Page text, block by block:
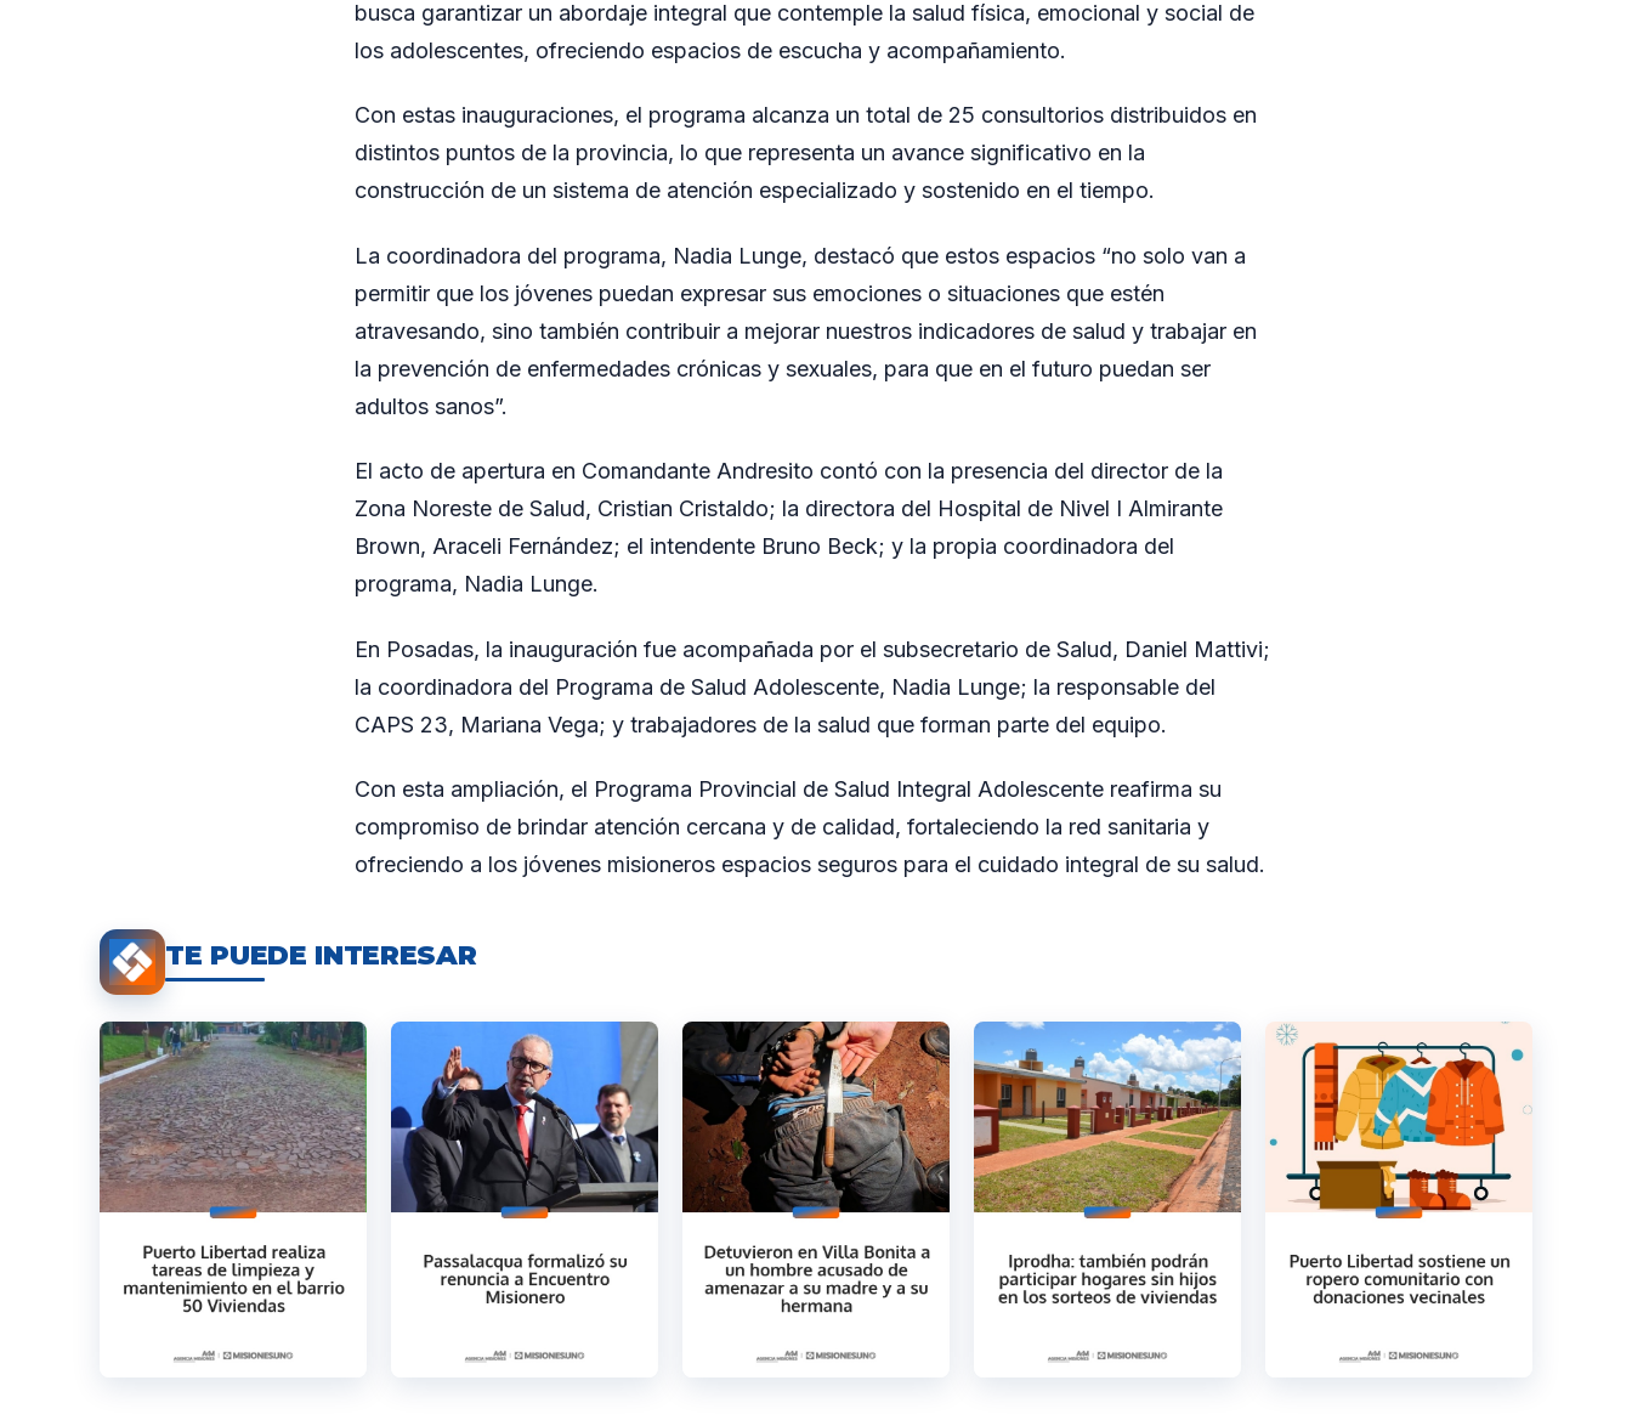
busca garantizar un abordaje integral que contemple la salud física, emocional y social de
los adolescentes, ofreciendo espacios de escucha y acompañamiento.
Con estas inauguraciones, el programa alcanza un total de 25 consultorios distribuidos en
distintos puntos de la provincia, lo que representa un avance significativo en la
construcción de un sistema de atención especializado y sostenido en el tiempo.
La coordinadora del programa, Nadia Lunge, destacó que estos espacios “no solo van a
permitir que los jóvenes puedan expresar sus emociones o situaciones que estén
atravesando, sino también contribuir a mejorar nuestros indicadores de salud y trabajar en
la prevención de enfermedades crónicas y sexuales, para que en el futuro puedan ser
adultos sanos”.
El acto de apertura en Comandante Andresito contó con la presencia del director de la
Zona Noreste de Salud, Cristian Cristaldo; la directora del Hospital de Nivel I Almirante
Brown, Araceli Fernández; el intendente Bruno Beck; y la propia coordinadora del
programa, Nadia Lunge.
En Posadas, la inauguración fue acompañada por el subsecretario de Salud, Daniel Mattivi;
la coordinadora del Programa de Salud Adolescente, Nadia Lunge; la responsable del
CAPS 23, Mariana Vega; y trabajadores de la salud que forman parte del equipo.
Con esta ampliación, el Programa Provincial de Salud Integral Adolescente reafirma su
compromiso de brindar atención cercana y de calidad, fortaleciendo la red sanitaria y
ofreciendo a los jóvenes misioneros espacios seguros para el cuidado integral de su salud.
TE PUEDE INTERESAR